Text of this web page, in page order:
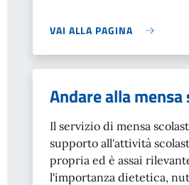
VAI ALLA PAGINA
Andare alla
Il servizio di mensa
supporto all'attività
propria ed è assai
l'importanza dietetica,